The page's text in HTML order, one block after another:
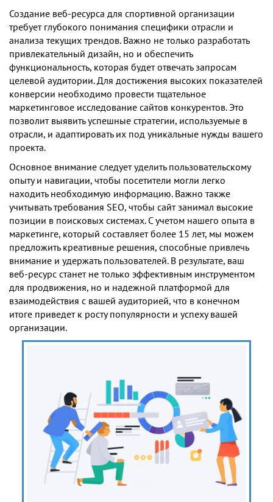
Создание веб-ресурса для спортивной организации
требует глубокого понимания специфики отрасли и
анализа текущих трендов. Важно не только разработать
привлекательный дизайн, но и обеспечить
функциональность, которая будет отвечать запросам
целевой аудитории. Для достижения высоких показателей
конверсии необходимо провести тщательное
маркетинговое исследование сайтов конкурентов. Это
позволит выявить успешные стратегии, используемые в
отрасли, и адаптировать их под уникальные нужды вашего
проекта.
Основное внимание следует уделить пользовательскому
опыту и навигации, чтобы посетители могли легко
находить необходимую информацию. Важно также
учитывать требования SEO, чтобы сайт занимал высокие
позиции в поисковых системах. С учетом нашего опыта в
маркетинге, который составляет более 15 лет, мы можем
предложить креативные решения, способные привлечь
внимание и удержать пользователей. В результате, ваш
веб-ресурс станет не только эффективным инструментом
для продвижения, но и надежной платформой для
взаимодействия с вашей аудиторией, что в конечном
итоге приведет к росту популярности и успеху вашей
организации.